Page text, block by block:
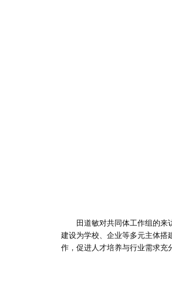
田道敏对共同体工作组的
建设为学校、企业等多元主体搭
作，促进人才培养与行业需求充